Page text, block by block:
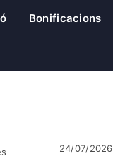
Bonificacions
24/07/2026